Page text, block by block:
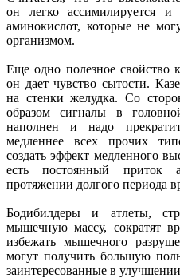
он легко ассимилируется и
аминокислот, которые не
организмом.
Еще одно полезное свойство
он дает чувство сытости.
на стенки желудка. Со
образом сигналы в
наполнен и надо
медленнее всех прочих
создать эффект медленного
есть постоянный
протяжении долгого периода
Бодибилдеры и атлеты,
мышечную массу, сократят
избежать мышечного
могут получить большую
заинтересованные в улучшении